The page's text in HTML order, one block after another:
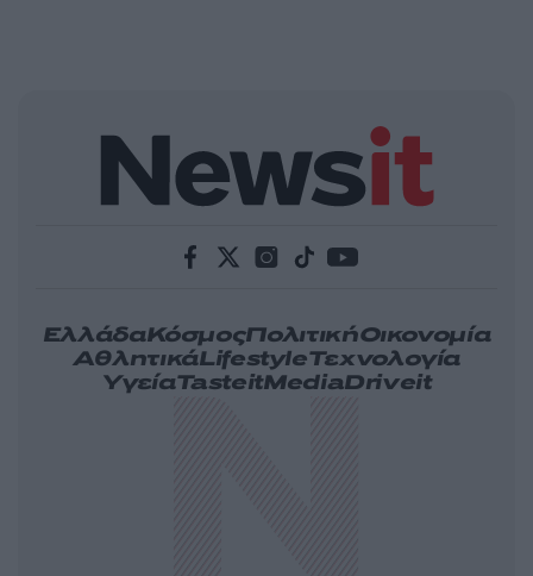
ΕλλάδαΚόσμοςΠολιτικήΟικονομία
ΑθλητικάLifestyleΤεχνολογία
ΥγείαTasteitMediaDriveit